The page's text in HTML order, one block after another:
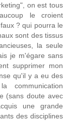
on est tous
le croient
? qui pourra le
sont des tissus
la seule
je m'égare sans
supprimer mon
qu'il y a eu des
(sans doute avec
une grande
des disciplines